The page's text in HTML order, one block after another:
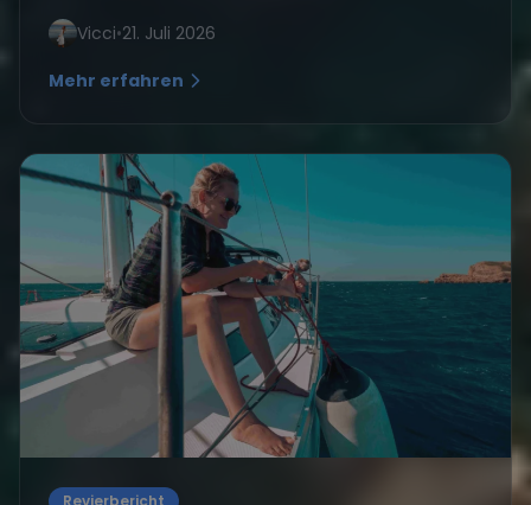
Vicci•21. Juli 2026
Mehr erfahren
Revierbericht